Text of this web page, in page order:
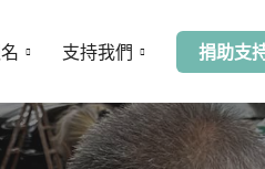
支持我們 捐助支